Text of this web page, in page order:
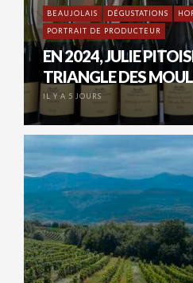
BEAUJOLAIS DÉGUSTATIONS
PORTRAIT DE PRODUCTEUR
EN 2024, JULIE
TRIANGLE DES
IL Y A 5 JOURS